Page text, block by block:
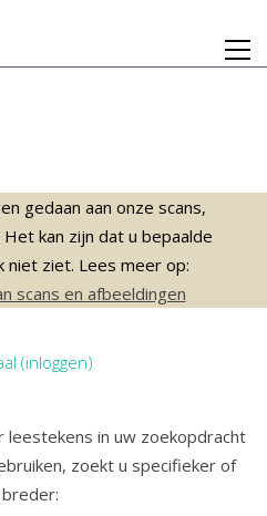
gedaan aan onze scans,
kan zijn dat u bepaalde
niet ziet. Lees meer op:
scans en afbeeldingen
(inloggen)
leestekens in uw zoekopdracht
zoekt u specifieker of